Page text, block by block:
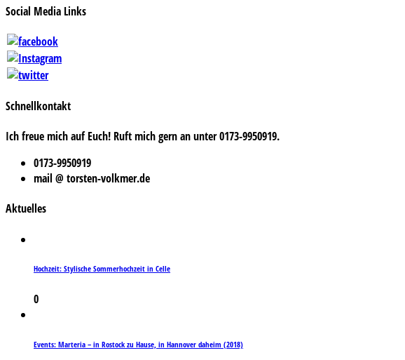
Social Media Links
Schnellkontakt
Ich freue mich auf Euch! Ruft mich gern an unter 0173-9950919.
0173-9950919
mail @ torsten-volkmer.de
Aktuelles
Hochzeit: Stylische Sommerhochzeit in Celle
0
Events: Marteria – in Rostock zu Hause, in Hannover daheim (2018)